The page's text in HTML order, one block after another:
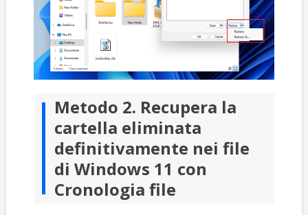
Metodo 2. Recupera la
cartella eliminata
definitivamente nei file
di Windows 11 con
Cronologia file